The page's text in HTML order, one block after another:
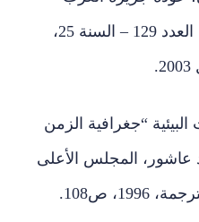
مروجاً وأنهارا، مجلة التقوى، العدد 129 – السنة 25،
“جغرافية الزمن
عاشور، المجلس الأعلى
ص108.